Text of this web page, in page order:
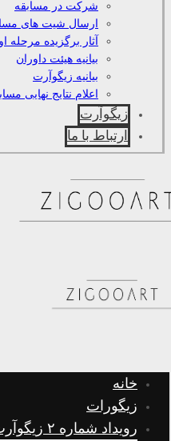
شرکت در مسابقه
ارسال شیت های
آثار برگزیده مرحله
بیانیه هیئت داوران
بیانیه زیگوآرت
اعلام نتایج نهایی
زیگوآرت
ارتباط با ما
خانه
زیگورات
رویداد شماره ۲ زیگوآرت